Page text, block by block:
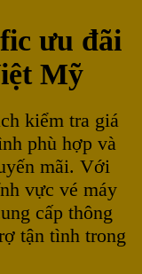
ưu đãi
Mỹ
kiểm tra giá
phù hợp và
mãi. Với
vực vé máy
cấp thông
tận tình trong